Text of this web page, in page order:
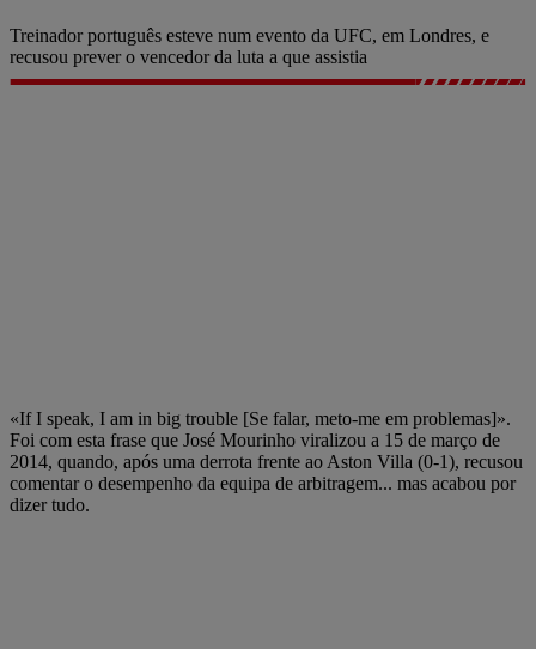
Treinador português esteve num evento da UFC, em Londres, e
recusou prever o vencedor da luta a que assistia
«If I speak, I am in big trouble [Se falar, meto-me em problemas]».
Foi com esta frase que José Mourinho viralizou a 15 de março de
2014, quando, após uma derrota frente ao Aston Villa (0-1), recusou
comentar o desempenho da equipa de arbitragem... mas acabou por
dizer tudo.